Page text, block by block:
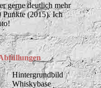
gerne deutlich mehr
Punkte (2015). Ich
Hintergrundbild
Whiskybase